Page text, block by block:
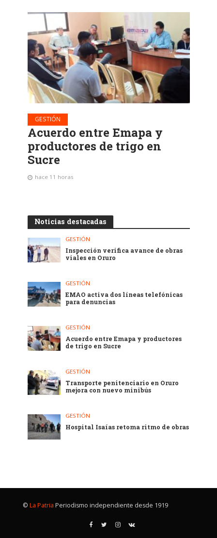
GESTIÓN
Acuerdo entre Emapa y
productores de trigo en
Sucre
hace 11 horas
Noticias destacadas
GESTIÓN
Inspección verifica avance de obras
viales en Oruro
GESTIÓN
EMAO activa dos líneas telefónicas
para denuncias
GESTIÓN
Acuerdo entre Emapa y productores
de trigo en Sucre
GESTIÓN
Transporte penitenciario en Oruro
mejora con nuevo minibús
GESTIÓN
Hospital Isaías retoma ritmo de obras
© La Patria Periodismo independiente desde 1919